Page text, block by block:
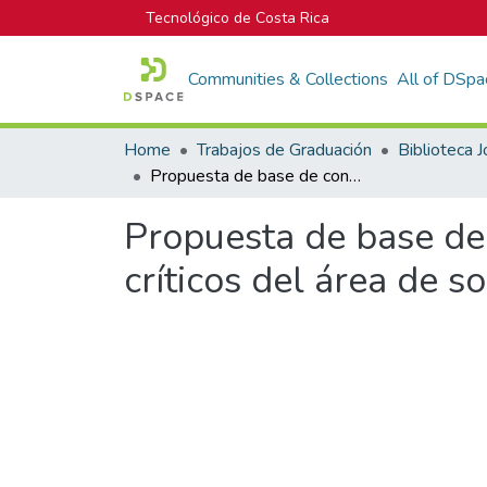
Tecnológico de Costa Rica
Communities & Collections All of
Home
Trabajos de Graduación
Propuesta de base de conocimientos estandarizada de los procesos críticos del área de soluciones de TI para datos financieros de Intel
Propuesta de base
críticos del área de